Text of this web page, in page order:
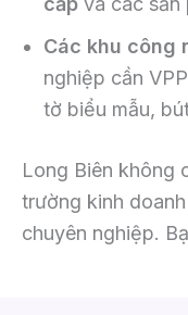
Các khu công
nghiệp cần
tờ biểu mẫu,
Long Biên không
trường kinh
chuyên nghiệp.